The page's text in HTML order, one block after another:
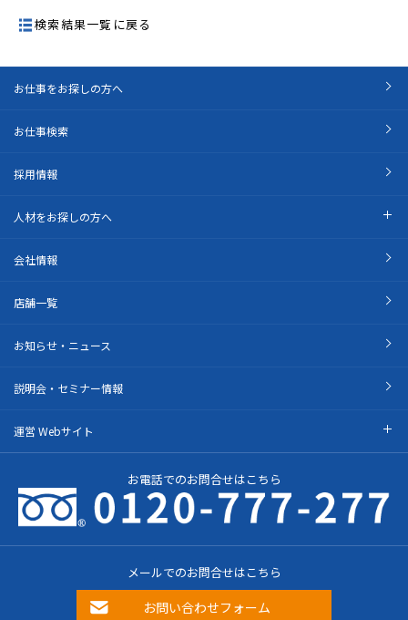
検索結果一覧に戻る
お仕事をお探しの方へ
お仕事検索
採用情報
人材をお探しの方へ
会社情報
店舗一覧
お知らせ・ニュース
説明会・セミナー情報
運営 Webサイト
お電話でのお問合せはこちら
メールでのお問合せはこちら
お問い合わせフォーム